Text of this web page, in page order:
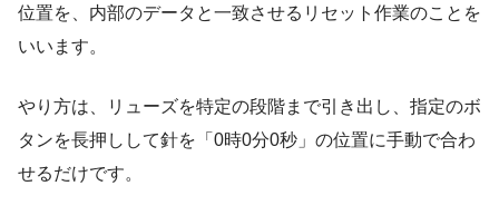
位置を、内部のデータと一致させるリセット作業のことを
いいます。
やり方は、リューズを特定の段階まで引き出し、指定のボ
タンを長押しして針を「0時0分0秒」の位置に手動で合わ
せるだけです。